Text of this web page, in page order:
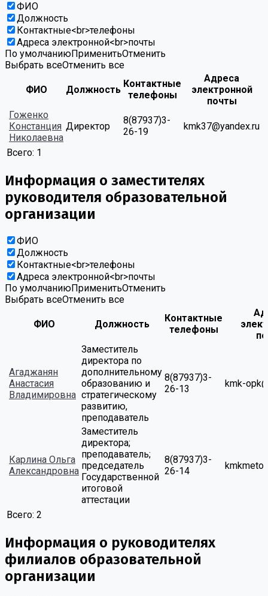
ФИО
Должность
Контактные<br>телефоны
Адреса электронной<br>почты
По умолчаниюПрименитьОтменить
Выбрать всеОтменить все
ФИО Должность
Контактные
телефоны
Адреса
электронной
почты
Гоженко
Констанция
Николаевна
Директор
8(87937)3-
26-19
kmk37@yandex.ru
Всего: 1
Информация о заместителях
руководителя образовательной
организации
ФИО
Должность
Контактные<br>телефоны
Адреса электронной<br>почты
По умолчаниюПрименитьОтменить
Выбрать всеОтменить все
ФИО Должность
Контактные
телефоны
Агаджанян
Анастасия
Владимировна
Заместитель
директора по
дополнительному
образованию и
стратегическому
развитию,
преподаватель
8(87937)3-
26-13
kmk-
Карлина Ольга
Александровна
Заместитель
директора;
преподаватель;
председатель
Государственной
итоговой
аттестации
8(87937)3-
26-14
Всего: 2
Информация о руководителях
филиалов образовательной
организации